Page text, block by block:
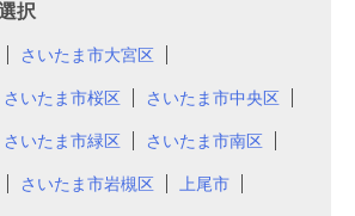
択
さいたま市大宮区
さいたま市桜区 さいたま市中央区
さいたま市緑区 さいたま市南区
さいたま市岩槻区 上尾市